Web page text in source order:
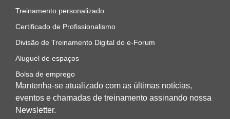
Treinamento personalizado
Certificado de Profissionalismo
Divisão de Treinamento Digital do e-Forum
Aluguel de espaços
Bolsa de emprego
Mantenha-se atualizado com as últimas notícias,
eventos e chamadas de treinamento assinando nossa
Newsletter.